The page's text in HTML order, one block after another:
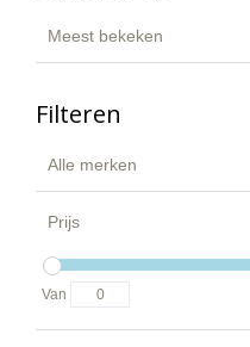
Meest bekeken
Filteren
Alle merken
Prijs
Van